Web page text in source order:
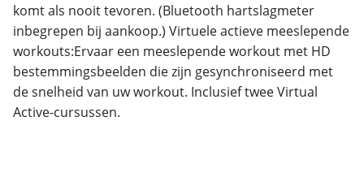
komt als nooit tevoren. (Bluetooth hartslagmeter
inbegrepen bij aankoop.) Virtuele actieve meeslepende
workouts:Ervaar een meeslepende workout met HD
bestemmingsbeelden die zijn gesynchroniseerd met
de snelheid van uw workout. Inclusief twee Virtual
Active-cursussen.